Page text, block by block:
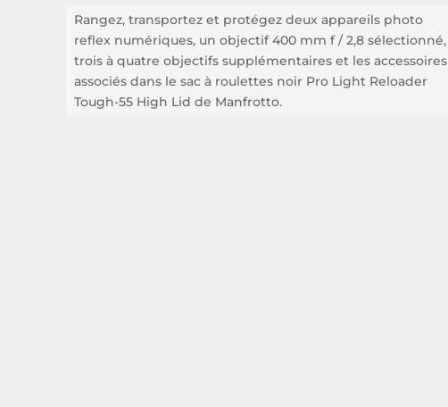
Rangez, transportez et protégez deux appareils photo
reflex numériques, un objectif 400 mm f / 2,8 sélectionné,
trois à quatre objectifs supplémentaires et les accessoires
associés dans le sac à roulettes noir Pro Light Reloader
Tough-55 High Lid de Manfrotto.